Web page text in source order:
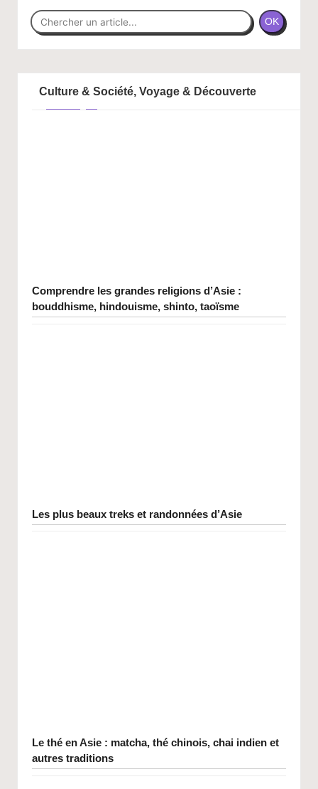
OK
Culture & Société, Voyage & Découverte
Comprendre les grandes religions d’Asie :
bouddhisme, hindouisme, shinto, taoïsme
Les plus beaux treks et randonnées d’Asie
Le thé en Asie : matcha, thé chinois, chai indien et
autres traditions